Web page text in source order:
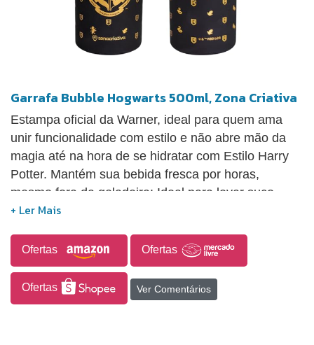
Garrafa Bubble Hogwarts 500ml, Zona Criativa
Estampa oficial da Warner, ideal para quem ama
unir funcionalidade com estilo e não abre mão da
magia até na hora de se hidratar com Estilo Harry
Potter. Mantém sua bebida fresca por horas,
mesmo fora da geladeira: Ideal para levar suco
natural, chá ou água durante a manhã, no almoço
Tampa rosqueável com vedação em silicone:
Segurança contra vazamentos na bolsa ou mochila,
sem precisar improvisar com saquinhos ou
proteções extras. Design criativo e presenteável:
Ofertas Ofertas
Ofertas Ver Comentários